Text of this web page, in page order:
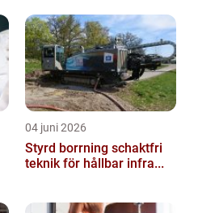
04 juni 2026
Styrd borrning schaktfri
teknik för hållbar infra...